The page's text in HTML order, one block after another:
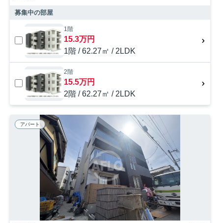
募集中の部屋
1階
15.3万円
1階 / 62.27㎡ / 2LDK
2階
15.5万円
2階 / 62.27㎡ / 2LDK
アパート